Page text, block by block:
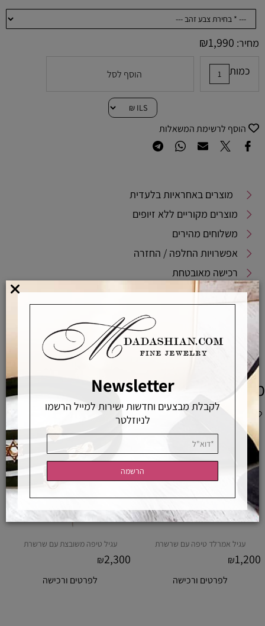
מחיר: ₪1,990
כמות הוסף לסל
הוסף לרשימת המשאלות
מוצרים באחראיות בלעדית
מוצרים מקוריים ללא זיופים
משלוחים מהירים
אפשרויות החלפה / החזרה
רכישה מאובטחת
משלוחים מהירים רכישה מאובטחת
מוצרים משלימים
עגיל אמרלד טיפה עם שרשרת
₪1,200
לפרטים ורכישה
עגיל טיפה משובצת עם שרשרת
₪2,300
לפרטים ורכישה
Newsletter
לקבלת מבצעים וחדשות ישירות למייל הרשמו
לניוזלטר